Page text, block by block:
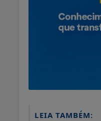
LEIA TAMBÉM: